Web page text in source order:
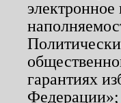
гарантиях
Федерации»;